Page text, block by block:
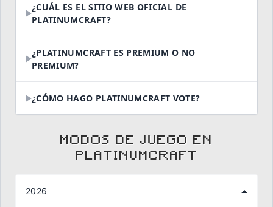
¿CUÁL ES EL SITIO WEB OFICIAL DE
PLATINUMCRAFT?
¿PLATINUMCRAFT ES PREMIUM O NO
PREMIUM?
¿CÓMO HAGO PLATINUMCRAFT VOTE?
MODOS DE JUEGO EN
PLATINUMCRAFT
2026